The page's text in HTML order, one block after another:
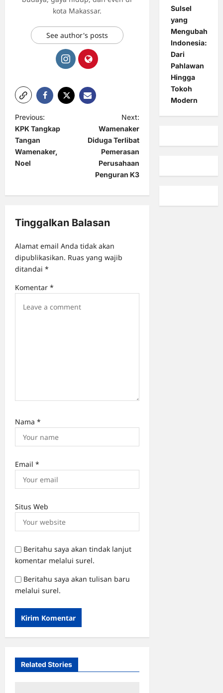
kota Makassar.
See author's posts
P
o
s
t
a
g
a
t
i
Previous:
KPK Tangkap
Tangan
Wamenaker,
Noel
Next:
Wamenaker
Diduga Terlibat
Pemerasan
Perusahaan
Penguran K3
Tinggalkan Balasan
Alamat email Anda tidak akan
dipublikasikan. Ruas yang wajib
ditandai *
Komentar *
Nama *
Email *
Situs Web
Beritahu saya akan tindak lanjut
komentar melalui surel.
Beritahu saya akan tulisan baru
melalui surel.
Related Stories
Sulsel
yang
Mengubah
Indonesia:
Dari
Pahlawan
Hingga
Tokoh
Modern